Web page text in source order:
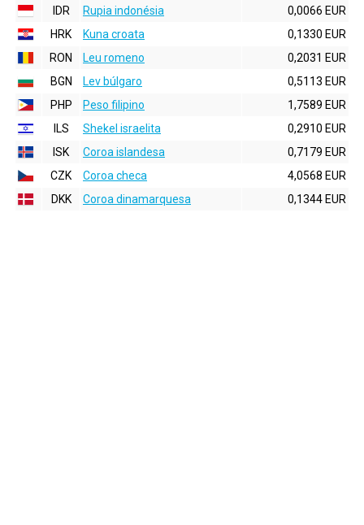
IDR
Rupia indonésia
0,0066 EUR
HRK
Kuna croata
0,1330 EUR
RON
Leu romeno
0,2031 EUR
BGN
Lev búlgaro
0,5113 EUR
PHP
Peso filipino
1,7589 EUR
ILS
Shekel israelita
0,2910 EUR
ISK
Coroa islandesa
0,7179 EUR
CZK
Coroa checa
4,0568 EUR
DKK
Coroa dinamarquesa 0,1344 EUR